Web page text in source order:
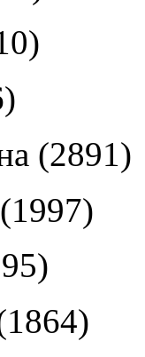
(2891)